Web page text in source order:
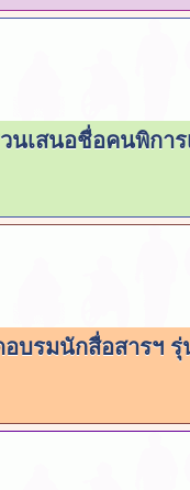
เสนอชื่อคนพิการ
บรมนักสื่อสารฯ